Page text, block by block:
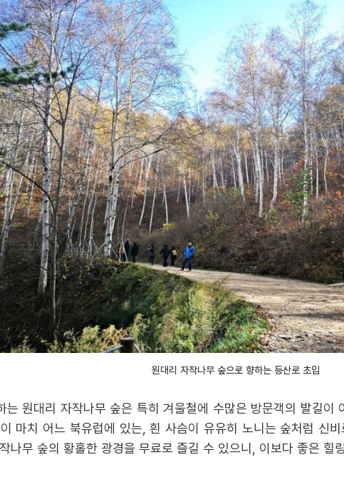
원대리 자작나무 숲으로 향하는 등산로 초입
는 원대리 자작나무 숲은 특히 겨울철에 수많은 방문객의 발길이
마치 어느 북유럽에 있는, 흰 사슴이 유유히 노니는 숲처럼 신
나무 숲의 황홀한 광경을 무료로 즐길 수 있으니, 이보다 좋은 힐